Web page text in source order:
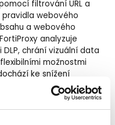
filtrování URL a
webového
a webového
analyzuje
chrání vizuální data
možnostmi
ke snížení